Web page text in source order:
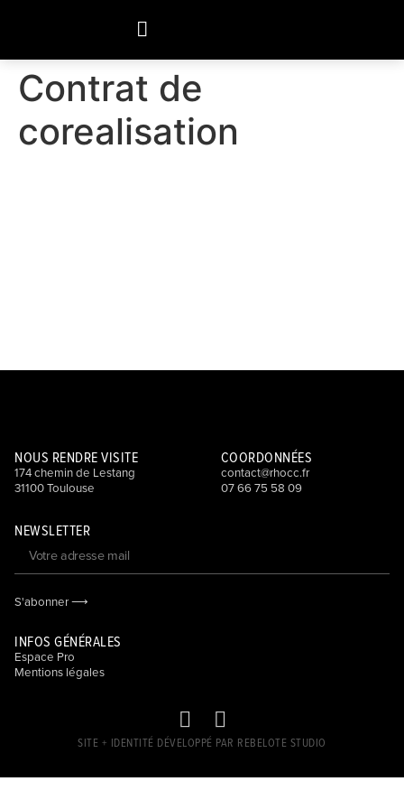
Contrat de
corealisation
INFOS GÉNÉRALES
Espace Pro
Mentions légales
NOUS RENDRE VISITE
174 chemin de Lestang
31100 Toulouse
COORDONNÉES
contact@rhocc.fr
07 66 75 58 09
NEWSLETTER
S'abonner ⟶
SITE + IDENTITÉ DÉVELOPPÉ PAR REBELOTE STUDIO